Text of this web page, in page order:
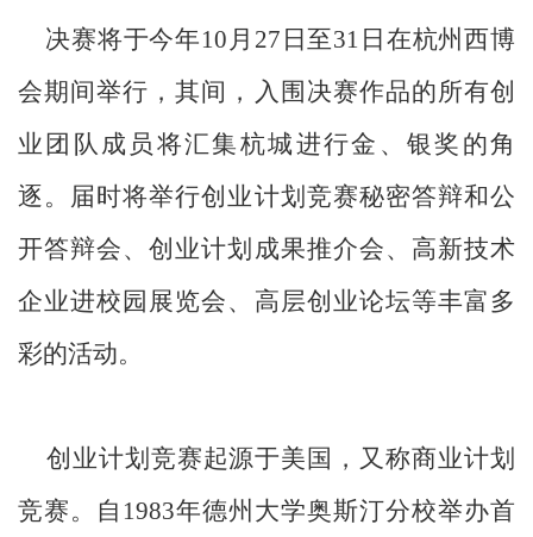
决赛将于今年10月27日至31日在杭州西博
会期间举行，其间，入围决赛作品的所有创
业团队成员将汇集杭城进行金、银奖的角
逐。届时将举行创业计划竞赛秘密答辩和公
开答辩会、创业计划成果推介会、高新技术
企业进校园展览会、高层创业论坛等丰富多
彩的活动。
创业计划竞赛起源于美国，又称商业计划
竞赛。自1983年德州大学奥斯汀分校举办首